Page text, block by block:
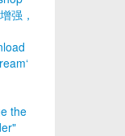
强，
the